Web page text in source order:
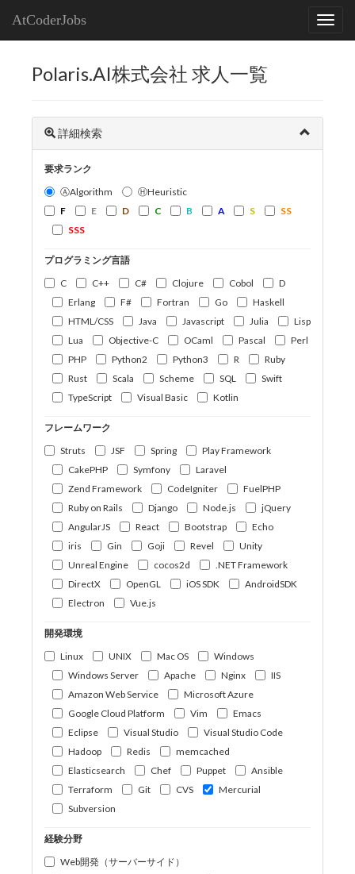
AtCoderJobs
Polaris.AI株式会社 求人一覧
詳細検索
要求ランク
ⒶAlgorithm
ⒽHeuristic
F
E D C B A S
SS
SSS
プログラミング言語
C
C++ C# Clojure Cobol
D
Erlang
F# Fortran Go
Haskell
HTML/CSS
Java Javascript Julia
Lisp
Lua
Objective-C OCaml Pascal
Perl
PHP
Python2 Python3 R
Ruby
Rust
Scala Scheme SQL
Swift
TypeScript
Visual Basic Kotlin
フレームワーク
Struts
JSF Spring
Play Framework
CakePHP
Symfony
Laravel
Zend Framework
CodeIgniter
FuelPHP
Ruby on Rails
Django Node.js
jQuery
AngularJS
React Bootstrap
Echo
iris
Gin Goji Revel
Unity
Unreal Engine
cocos2d
.NET Framework
DirectX
OpenGL iOS SDK
AndroidSDK
Electron
Vue.js
開発環境
Linux
UNIX Mac OS
Windows
Windows Server
Apache Nginx
IIS
Amazon Web Service
Microsoft Azure
Google Cloud Platform
Vim
Emacs
Eclipse
Visual Studio
Visual Studio Code
Hadoop
Redis
memcached
Elasticsearch
Chef Puppet
Ansible
Terraform
Git CVS
Mercurial
Subversion
経験分野
Web開発（サーバーサイド）